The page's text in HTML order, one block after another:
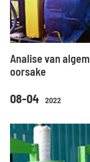
08-04 2022
Analise van
oorsake